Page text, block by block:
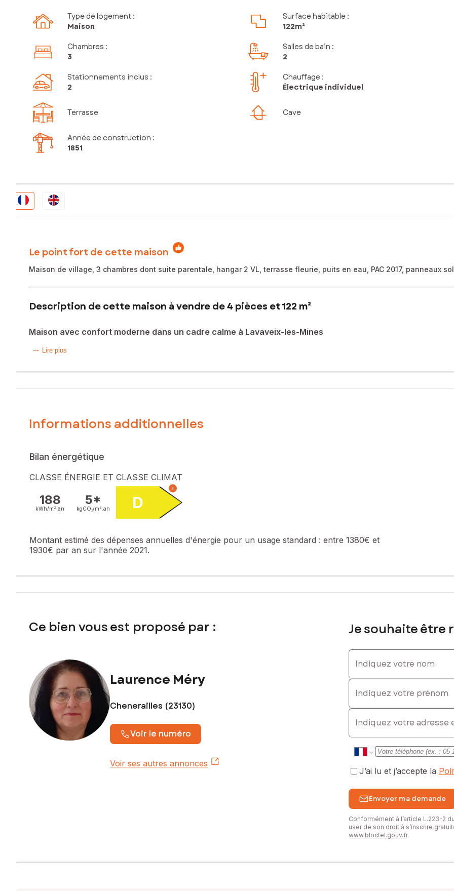
Type de logement :
Maison
Surface habitable :
122m²
Chambres :
3
Salles de bain :
2
Stationnements inclus :
2
Chauffage :
Électrique individuel
Terrasse Cave
Année de construction :
1851
Le point fort de cette maison
Maison de village, 3 chambres dont suite parentale, hangar 2 VL, terrasse fleurie, puits en eau, PAC 2017, panneaux
Description de cette maison à vendre de 4 pièces et 122 m²
Maison avec confort moderne dans un cadre calme à Lavaveix-les-Mines
Située dans un petit hameau de Lavaveix-les-Mines, cette maison allie confort et modernité dans un environnement calme,à
À l’étage : trois chambres (ou 1 bureau) dont une avec salle d’eau privative, une salle d’eau supplémentaire et des WC
Quelques travaux à prévoir selon le DPE, mais ce bien est habitable de suite. Proche des commodités, des écoles ou
Ce bien est construit en dehors de la zone à risque miniers (PPRM du bassin houiller d'Ahun).
Les informations sur les risques auxquels ce bien est exposé sont disponibles sur le site Géorisques : www.georisques.gouv.fr
Prix de vente : 90 000 €
Contactez votre conseiller SAFTI : Laurence MÉRY, Tél. : 0680474036, E-mail : laurence.mery@safti.fr - EI - Agent commercial
Lire plus
Informations additionnelles
Bilan énergétique
CLASSE ÉNERGIE ET CLASSE CLIMAT
188
kWh/m². an
5*
kgCO₂/m². an D
i
Montant estimé des dépenses annuelles d'énergie pour un usage standard : entre 1380€ et
1930€ par an sur l'année 2021.
Ce bien vous est proposé par :
Laurence Méry
Chenerailles (23130)
Voir le numéro
Voir ses autres annonces
Je souhaite être
Indiquez votre nom
Indiquez votre prénom
E-mail
J’ai lu et j’accepte la
Envoyer ma demande
Conformément à l’article L.223-2
user de son droit à s’inscrire
www.bloctel.gouv.fr.